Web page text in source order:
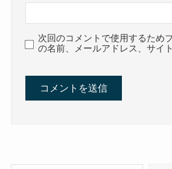
次回のコメントで使用するため
の名前、メールアドレス、サイ